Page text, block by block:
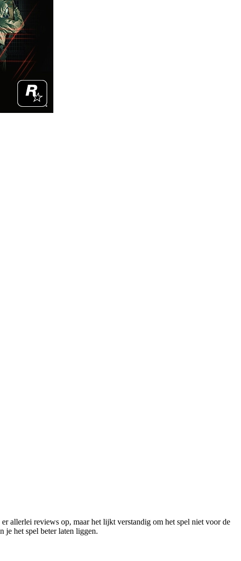
allerlei reviews op, maar het lijkt verstandig om het spel niet voor de
je het spel beter laten liggen.